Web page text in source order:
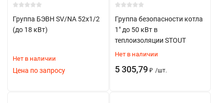
Современные решения
Группы безопасности с улучшенными характеристиками
Группа БЭВН SV/NA 52x1/2
(до 18 кВт)
Нет в наличии
Цена по запросу
Группа безопасности котла
1" до 50 кВт в
теплоизоляции STOUT
Нет в наличии
5 305,79 ₽ /шт.